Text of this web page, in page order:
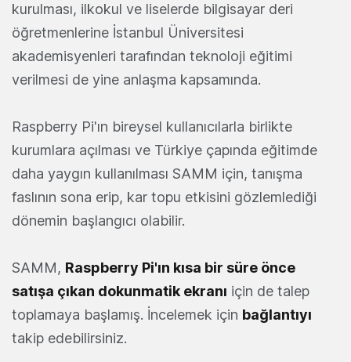
kurulması, ilkokul ve liselerde bilgisayar deri
öğretmenlerine İstanbul Üniversitesi
akademisyenleri tarafından teknoloji eğitimi
verilmesi de yine anlaşma kapsamında.
Raspberry Pi'ın bireysel kullanıcılarla birlikte
kurumlara açılması ve Türkiye çapında eğitimde
daha yaygın kullanılması SAMM için, tanışma
faslının sona erip, kar topu etkisini gözlemlediği
dönemin başlangıcı olabilir.
SAMM, Raspberry Pi'ın kısa bir süre önce
satışa çıkan dokunmatik ekranı için de talep
toplamaya başlamış. İncelemek için bağlantıyı
takip edebilirsiniz.